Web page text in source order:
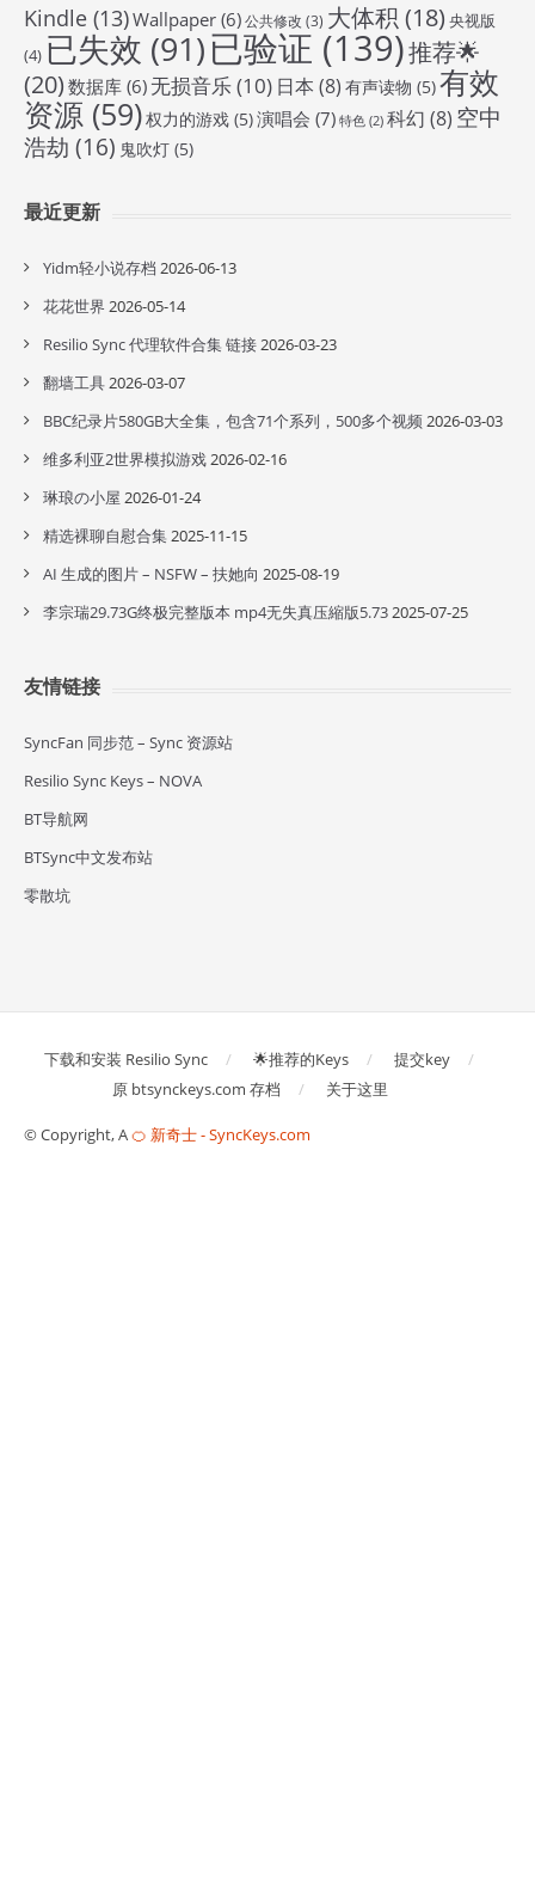
Kindle (13)Wallpaper (6)公共修改 (3) 大体积 (18) 央视版
(4) 已失效 (91)已验证 (139)推荐🌟
(20) 数据库 (6) 无损音乐(10) 日本 (8) 有声读物 (5)有效
资源 (59)权力的游戏 (5)演唱会 (7) 特色 (2) 科幻 (8) 空中
浩劫 (16) 鬼吹灯 (5)
最近更新
Yidm轻小说存档 2026-06-13
花花世界 2026-05-14
Resilio Sync 代理软件合集 链接2026-03-23
翻墙工具2026-03-07
BBC纪录片580GB大全集，包含71个系列，500多个视频2026-03-03
维多利亚2世界模拟游戏2026-02-16
琳琅の小屋 2026-01-24
精选裸聊自慰合集2025-11-15
AI 生成的图片 – NSFW – 扶她向 2025-08-19
李宗瑞29.73G终极完整版本 mp4无失真压縮版5.732025-07-25
友情链接
SyncFan 同步范 – Sync 资源站
Resilio Sync Keys – NOVA
BT导航网
BTSync中文发布站
零散坑
下载和安装 Resilio Sync 🌟推荐的Keys
提交key
原 btsynckeys.com 存档
关于这里
© Copyright, A🍊 新奇士 - SyncKeys.com